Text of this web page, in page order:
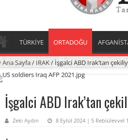
TÜRKİYE ORTADOĞU
Ana Sayfa/IRAK/İşgalci ABD Irak’tan
İşgalci ABD Irak’tan
Zeki Aydın 8 Eylül 2024 | 5 Rebiülevvel